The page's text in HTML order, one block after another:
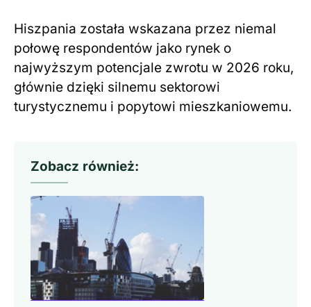
Hiszpania została wskazana przez niemal
połowę respondentów jako rynek o
najwyższym potencjale zwrotu w 2026 roku,
głównie dzięki silnemu sektorowi
turystycznemu i popytowi mieszkaniowemu.
Zobacz również: